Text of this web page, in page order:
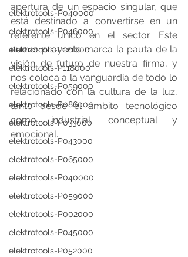
elektrotools-P040000
elektrotools-P046000
elektrotools-P121000
elektrotools-P118000
elektrotools-P059000
elektrotools-P086000
elektrotools-P033000
elektrotools-P043000
elektrotools-P065000
elektrotools-P040000
elektrotools-P059000
elektrotools-P002000
elektrotools-P045000
elektrotools-P052000
apertura de un espacio singular, que
está destinado a convertirse en un
referente único en el sector. Este
nuevo proyecto marca la pauta de la
visión de futuro de nuestra firma, y
nos coloca a la vanguardia de todo lo
relacionado con la cultura de la luz,
tanto desde el ámbito tecnológico
como industrial, conceptual y
emocional.